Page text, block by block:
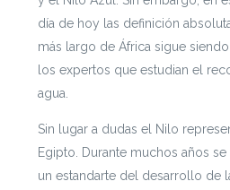
día de hoy las definición
más largo de África sigue
los expertos que estudian el
agua.
Sin lugar a dudas el Nilo
Egipto. Durante muchos años
un estandarte del desarrollo de